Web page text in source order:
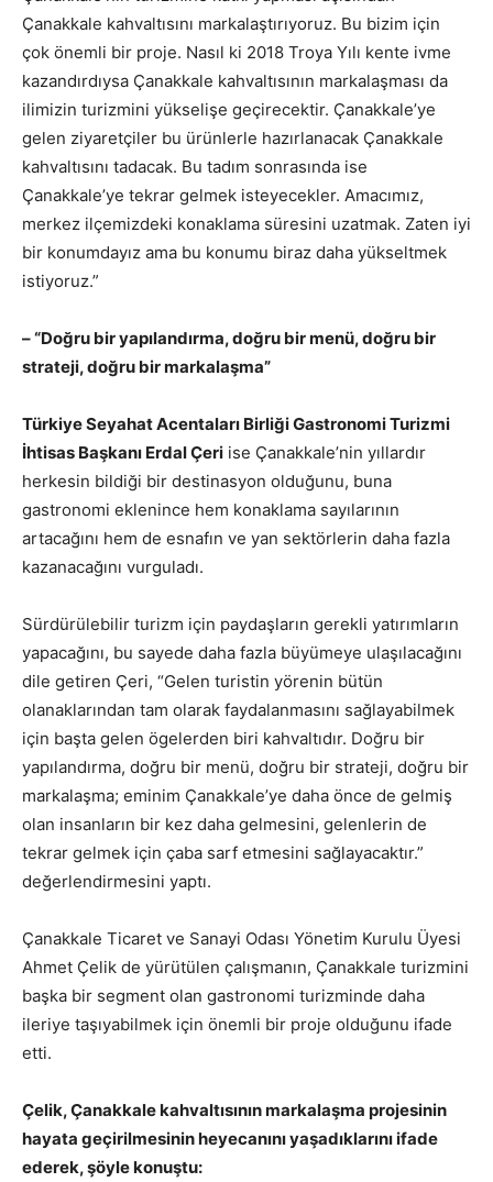
Çanakkale kahvaltısını markalaştırıyoruz. Bu bizim için
çok önemli bir proje. Nasıl ki 2018 Troya Yılı kente ivme
kazandırdıysa Çanakkale kahvaltısının markalaşması da
ilimizin turizmini yükselişe geçirecektir. Çanakkale’ye
gelen ziyaretçiler bu ürünlerle hazırlanacak Çanakkale
kahvaltısını tadacak. Bu tadım sonrasında ise
Çanakkale’ye tekrar gelmek isteyecekler. Amacımız,
merkez ilçemizdeki konaklama süresini uzatmak. Zaten iyi
bir konumdayız ama bu konumu biraz daha yükseltmek
istiyoruz.”
– “Doğru bir yapılandırma, doğru bir menü, doğru bir
strateji, doğru bir markalaşma”
Türkiye Seyahat Acentaları Birliği Gastronomi Turizmi
İhtisas Başkanı Erdal Çeri ise Çanakkale’nin yıllardır
herkesin bildiği bir destinasyon olduğunu, buna
gastronomi eklenince hem konaklama sayılarının
artacağını hem de esnafın ve yan sektörlerin daha fazla
kazanacağını vurguladı.
Sürdürülebilir turizm için paydaşların gerekli yatırımların
yapacağını, bu sayede daha fazla büyümeye ulaşılacağını
dile getiren Çeri, “Gelen turistin yörenin bütün
olanaklarından tam olarak faydalanmasını sağlayabilmek
için başta gelen ögelerden biri kahvaltıdır. Doğru bir
yapılandırma, doğru bir menü, doğru bir strateji, doğru bir
markalaşma; eminim Çanakkale’ye daha önce de gelmiş
olan insanların bir kez daha gelmesini, gelenlerin de
tekrar gelmek için çaba sarf etmesini sağlayacaktır.”
değerlendirmesini yaptı.
Çanakkale Ticaret ve Sanayi Odası Yönetim Kurulu Üyesi
Ahmet Çelik de yürütülen çalışmanın, Çanakkale turizmini
başka bir segment olan gastronomi turizminde daha
ileriye taşıyabilmek için önemli bir proje olduğunu ifade
etti.
Çelik, Çanakkale kahvaltısının markalaşma projesinin
hayata geçirilmesinin heyecanını yaşadıklarını ifade
ederek, şöyle konuştu: